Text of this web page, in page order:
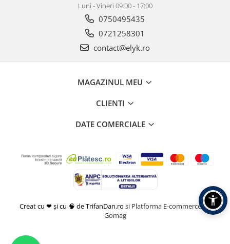
Luni - Vineri 09:00 - 17:00
0750495435
0721258301
contact@elyk.ro
MAGAZINUL MEU
CLIENTI
DATE COMERCIALE
Creat cu ❤ și cu 🧠 de TrifanDan.ro si Platforma E-commerce by
Gomag